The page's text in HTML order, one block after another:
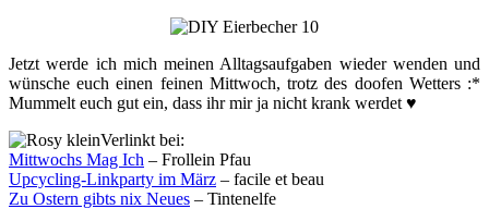
Jetzt werde ich mich meinen Alltagsaufgaben wieder wenden und
wünsche euch einen feinen Mittwoch, trotz des doofen Wetters :*
Mummelt euch gut ein, dass ihr mir ja nicht krank werdet ♥
Verlinkt bei:
Mittwochs Mag Ich – Frollein Pfau
Upcycling-Linkparty im März – facile et beau
Zu Ostern gibts nix Neues – Tintenelfe